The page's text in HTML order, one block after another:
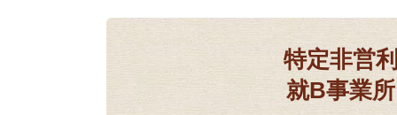
特定非営
就B事業